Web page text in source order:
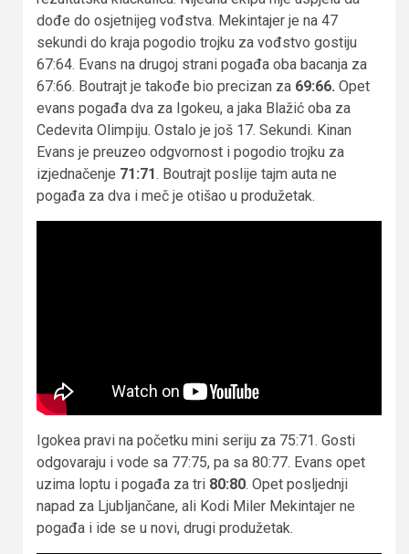
dođe do osjetnijeg vođstva. Mekintajer je na 47
sekundi do kraja pogodio trojku za vođstvo gostiju
67:64. Evans na drugoj strani pogađa oba bacanja za
67:66. Boutrajt je takođe bio precizan za 69:66. Opet
evans pogađa dva za Igokeu, a jaka Blažić oba za
Cedevita Olimpiju. Ostalo je još 17. Sekundi. Kinan
Evans je preuzeo odgvornost i pogodio trojku za
izjednačenje 71:71. Boutrajt poslije tajm auta ne
pogađa za dva i meč je otišao u produžetak.
Igokea pravi na početku mini seriju za 75:71. Gosti
odgovaraju i vode sa 77:75, pa sa 80:77. Evans opet
uzima loptu i pogađa za tri 80:80. Opet posljednji
napad za Ljubljančane, ali Kodi Miler Mekintajer ne
pogađa i ide se u novi, drugi produžetak.